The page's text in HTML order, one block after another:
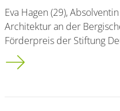
Eva Hagen (29),
Architektur an der
Förderpreis der Stiftung
Auszeichnung für